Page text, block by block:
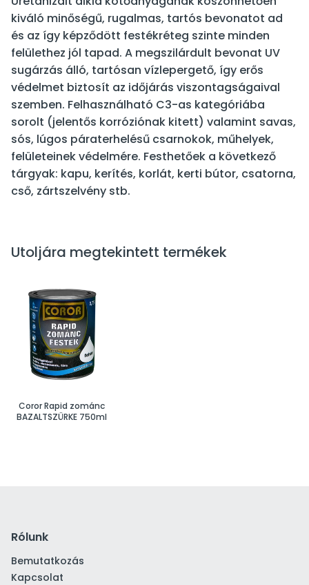
kiváló minőségű, rugalmas, tartós bevonatot ad
és az így képződött festékréteg szinte minden
felülethez jól tapad. A megszilárdult bevonat UV
sugárzás álló, tartósan vízlepergető, így erős
védelmet biztosít az időjárás viszontagságaival
szemben. Felhasználható C3-as kategóriába
sorolt (jelentős korróziónak kitett) valamint savas,
sós, lúgos páraterhelésű csarnokok, műhelyek,
felületeinek védelmére. Festhetőek a következő
tárgyak: kapu, kerítés, korlát, kerti bútor, csatorna,
cső, zártszelvény stb.
Utoljára megtekintett termékek
Coror Rapid zománc
BAZALTSZÜRKE 750ml
Rólunk
Bemutatkozás
Kapcsolat